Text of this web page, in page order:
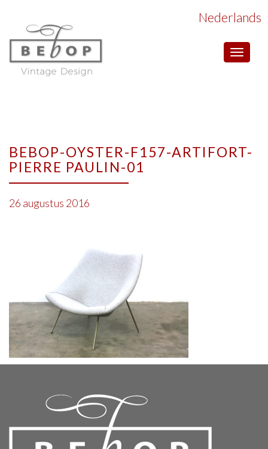
Toggle
Nederlands
BEBOP-OYSTER-F157-ARTIFORT-
PIERRE PAULIN-01
26 augustus 2016